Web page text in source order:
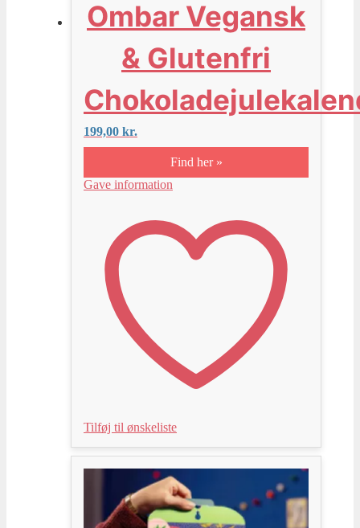
Ombar Vegansk
& Glutenfri
199,00 kr.
Find her »
Gave information
Tilføj til ønskeliste